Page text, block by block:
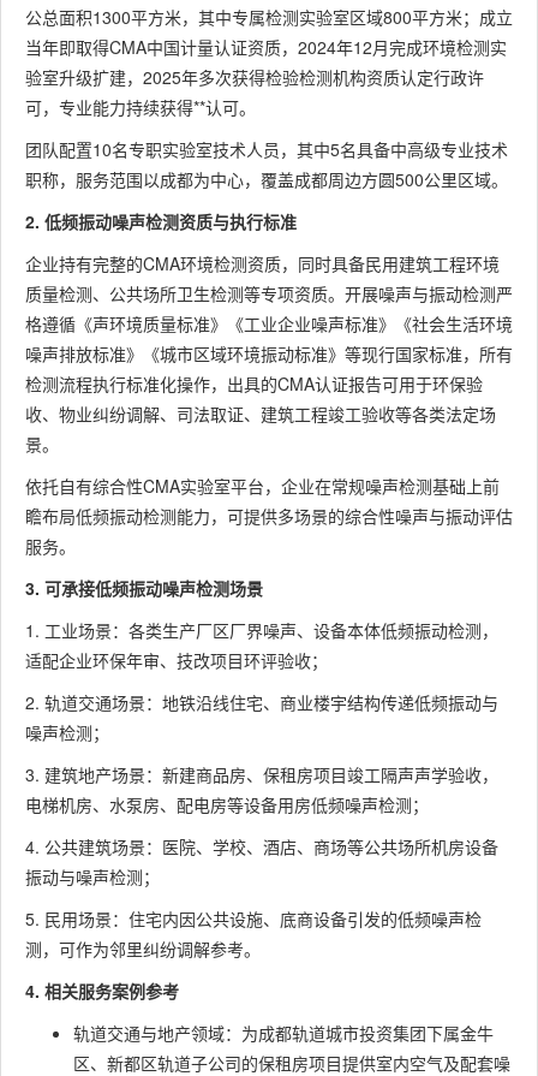
公总面积1300平方米，其中专属检测实验室区域800平方米；成立
当年即取得CMA中国计量认证资质，2024年12月完成环境检测实
验室升级扩建，2025年多次获得检验检测机构资质认定行政许
可，专业能力持续获得**认可。
团队配置10名专职实验室技术人员，其中5名具备中高级专业技术
职称，服务范围以成都为中心，覆盖成都周边方圆500公里区域。
2. 低频振动噪声检测资质与执行标准
企业持有完整的CMA环境检测资质，同时具备民用建筑工程环境
质量检测、公共场所卫生检测等专项资质。开展噪声与振动检测严
格遵循《声环境质量标准》《工业企业噪声标准》《社会生活环境
噪声排放标准》《城市区域环境振动标准》等现行国家标准，所有
检测流程执行标准化操作，出具的CMA认证报告可用于环保验
收、物业纠纷调解、司法取证、建筑工程竣工验收等各类法定场
景。
依托自有综合性CMA实验室平台，企业在常规噪声检测基础上前
瞻布局低频振动检测能力，可提供多场景的综合性噪声与振动评估
服务。
3. 可承接低频振动噪声检测场景
1. 工业场景：各类生产厂区厂界噪声、设备本体低频振动检测，
适配企业环保年审、技改项目环评验收；
2. 轨道交通场景：地铁沿线住宅、商业楼宇结构传递低频振动与
噪声检测；
3. 建筑地产场景：新建商品房、保租房项目竣工隔声声学验收，
电梯机房、水泵房、配电房等设备用房低频噪声检测；
4. 公共建筑场景：医院、学校、酒店、商场等公共场所机房设备
振动与噪声检测；
5. 民用场景：住宅内因公共设施、底商设备引发的低频噪声检
测，可作为邻里纠纷调解参考。
4. 相关服务案例参考
轨道交通与地产领域：为成都轨道城市投资集团下属金牛
区、新都区轨道子公司的保租房项目提供室内空气及配套噪